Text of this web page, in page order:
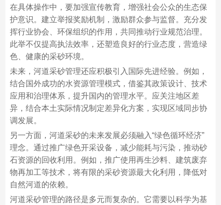
在具体操作中，要加强宣传教育，增强社会公众的生态保
护意识。建立举报奖励机制，激励群众参与监督。充分发
挥行业协会、环保组织的作用，共同推动行业规范治理。
此举不仅提高执法效率，还塑造良好的行业态度，营造绿
色、健康的采砂环境。
未来，河道采砂管理还应积极引入国际先进经验。例如，
结合国外成功的水资源管理模式，借鉴其政策设计、技术
应用和治理体系，提升国内的管理水平。应关注地区差
异，结合本土实际情况制定差异化方案，实现区域同步协
调发展。
另一方面，河道采砂的未来发展必须融入“绿色循环经济”
理念。通过推广绿色开采设备，减少能耗与污染，推动砂
石资源的回收利用。例如，推广使用再生沙料、建筑废弃
物再加工等技术，将有限的采砂资源最大化利用，降低对
自然河道的依赖。
河道采砂管理的路径是多元而复杂的。它需要以科学为基